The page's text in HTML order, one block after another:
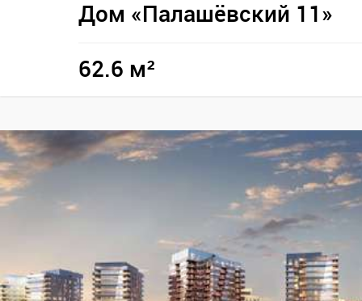
Дом «Палашёвский 11»
62.6 м²